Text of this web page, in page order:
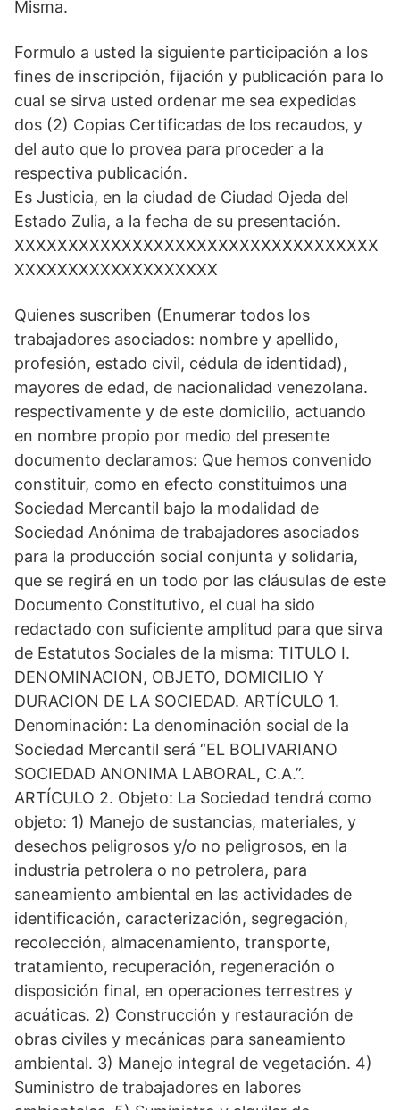
Misma.
Formulo a usted la siguiente participación a los
fines de inscripción, fijación y publicación para lo
cual se sirva usted ordenar me sea expedidas
dos (2) Copias Certificadas de los recaudos, y
del auto que lo provea para proceder a la
respectiva publicación.
Es Justicia, en la ciudad de Ciudad Ojeda del
Estado Zulia, a la fecha de su presentación.
XXXXXXXXXXXXXXXXXXXXXXXXXXXXXXXXXX
XXXXXXXXXXXXXXXXXXX
Quienes suscriben (Enumerar todos los
trabajadores asociados: nombre y apellido,
profesión, estado civil, cédula de identidad),
mayores de edad, de nacionalidad venezolana.
respectivamente y de este domicilio, actuando
en nombre propio por medio del presente
documento declaramos: Que hemos convenido
constituir, como en efecto constituimos una
Sociedad Mercantil bajo la modalidad de
Sociedad Anónima de trabajadores asociados
para la producción social conjunta y solidaria,
que se regirá en un todo por las cláusulas de este
Documento Constitutivo, el cual ha sido
redactado con suficiente amplitud para que sirva
de Estatutos Sociales de la misma: TITULO I.
DENOMINACION, OBJETO, DOMICILIO Y
DURACION DE LA SOCIEDAD. ARTÍCULO 1.
Denominación: La denominación social de la
Sociedad Mercantil será “EL BOLIVARIANO
SOCIEDAD ANONIMA LABORAL, C.A.”.
ARTÍCULO 2. Objeto: La Sociedad tendrá como
objeto: 1) Manejo de sustancias, materiales, y
desechos peligrosos y/o no peligrosos, en la
industria petrolera o no petrolera, para
saneamiento ambiental en las actividades de
identificación, caracterización, segregación,
recolección, almacenamiento, transporte,
tratamiento, recuperación, regeneración o
disposición final, en operaciones terrestres y
acuáticas. 2) Construcción y restauración de
obras civiles y mecánicas para saneamiento
ambiental. 3) Manejo integral de vegetación. 4)
Suministro de trabajadores en labores